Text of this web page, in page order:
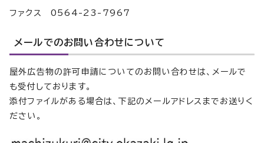
ファクス 0564-23-7967
メールでのお問い合わせについて
屋外広告物の許可申請についてのお問い合わせは、メールで
も受付しております。
添付ファイルがある場合は、下記のメールアドレスまでお送りく
ださい。